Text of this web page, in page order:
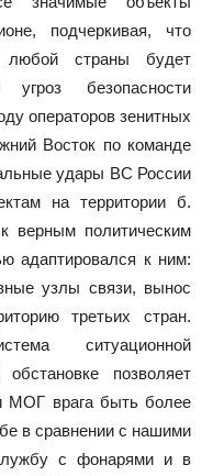
подчеркивая, что
любой страны будет
безопасности
операторов зенитных
Восток по команде
удары ВС России
на территории б.
верным политическим
адаптировался к ним:
узлы связи, вынос
третьих стран.
ситуационной
позволяет
МОГ врага быть более
в сравнении с нашими
с фонарями и в